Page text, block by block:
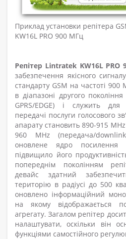
Приклад установки репітера
KW16L PRO 900 МГц
Репітер Lintratek KW16L PRO
забезпечення якісного
стандарту GSM на частоті 900
в діапазоні другого
GPRS/EDGE) і служить для
передачі послуги голосового
апарату становить 890-915
960 MHz (передача/
оновлене ядро
підвищило його
попереднім поколінням
девайс здатний
територію в радіусі до 500
оновлено інформаційний
на якому відображається
агрегату. Загалом репітер
налаштувати, оскільки він
функціями самостійного